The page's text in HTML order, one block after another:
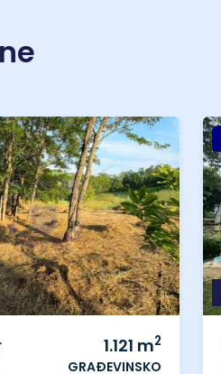
1.121 m2
GRAĐEVINSKO